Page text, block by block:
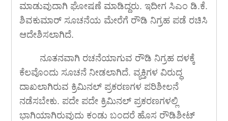
ಮಾಡುವುದಾಗಿ ಘೋಷಣೆ ಮಾಡಿದ್ದರು. ಇದೀಗ ಸಿಎಂ ಡಿ.ಕೆ.
ಶಿವಕುಮಾರ್ ಸೂಚನೆಯ ಮೇರೆಗೆ ರೌಡಿ ನಿಗ್ರಹ ಪಡೆ ರಚಿಸಿ
ಆದೇಶಿಸಲಾಗಿದೆ.
ನೂತನವಾಗಿ ರಚನೆಯಾಗುವ ರೌಡಿ ನಿಗ್ರಹ ದಳಕ್ಕೆ
ಕೆಲವೊಂದು ಸೂಚನೆ ನೀಡಲಾಗಿದೆ. ವ್ಯಕ್ತಿಗಳ ವಿರುದ್ಧ
ದಾಖಲಾಗಿರುವ ಕ್ರಿಮಿನಲ್ ಪ್ರಕರಣಗಳ ಪರಿಶೀಲನೆ
ನಡೆಸಬೇಕು. ಪದೇ ಪದೇ ಕ್ರಿಮಿನಲ್ ಪ್ರಕರಣಗಳಲ್ಲಿ
ಭಾಗಿಯಾಗಿರುವುದು ಕಂಡು ಬಂದರೆ ಹೊಸ ರೌಡಿಶೀಟ್